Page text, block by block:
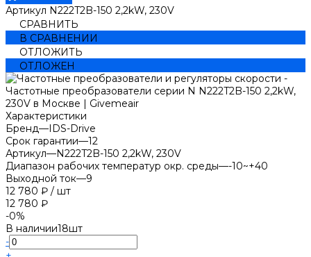
Артикул N222T2B-150 2,2kW, 230V
СРАВНИТЬ
В СРАВНЕНИИ
ОТЛОЖИТЬ
ОТЛОЖЕН
Характеристики
Бренд—IDS-Drive
Срок гарантии—12
Артикул—N222T2B-150 2,2kW, 230V
Диапазон рабочих температур окр. среды—-10~+40
Выходной ток—9
12 780 ₽ / шт
12 780 ₽
-0%
В наличии18шт
-